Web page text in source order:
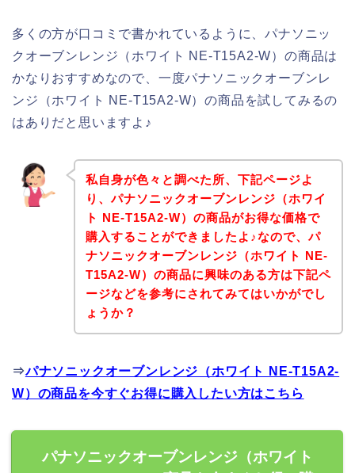
多くの方が口コミで書かれているように、パナソニッ
クオーブンレンジ（ホワイト NE-T15A2-W）の商品は
かなりおすすめなので、一度パナソニックオーブンレ
ンジ（ホワイト NE-T15A2-W）の商品を試してみるの
はありだと思いますよ♪
私自身が色々と調べた所、下記ページよ
り、パナソニックオーブンレンジ（ホワイ
ト NE-T15A2-W）の商品がお得な価格で
購入することができましたよ♪なので、パ
ナソニックオーブンレンジ（ホワイト NE-
T15A2-W）の商品に興味のある方は下記ペ
ージなどを参考にされてみてはいかがでし
ょうか？
⇒パナソニックオーブンレンジ（ホワイト NE-T15A2-
W）の商品を今すぐお得に購入したい方はこちら
パナソニックオーブンレンジ（ホワイト